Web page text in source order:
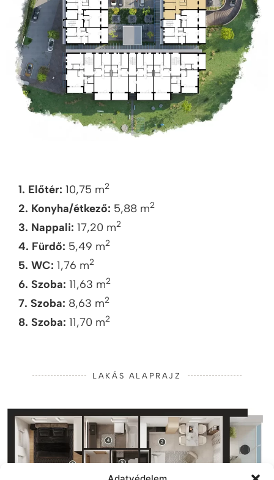
1. Előtér: 10,75 m2
2. Konyha/étkező: 5,88 m2
3. Nappali: 17,20 m2
4. Fürdő: 5,49 m2
5. WC: 1,76 m2
6. Szoba: 11,63 m2
7. Szoba: 8,63 m2
8. Szoba: 11,70 m2
LAKÁS ALAPRAJZ